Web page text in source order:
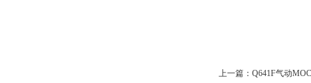
上一篇： Q641F气动